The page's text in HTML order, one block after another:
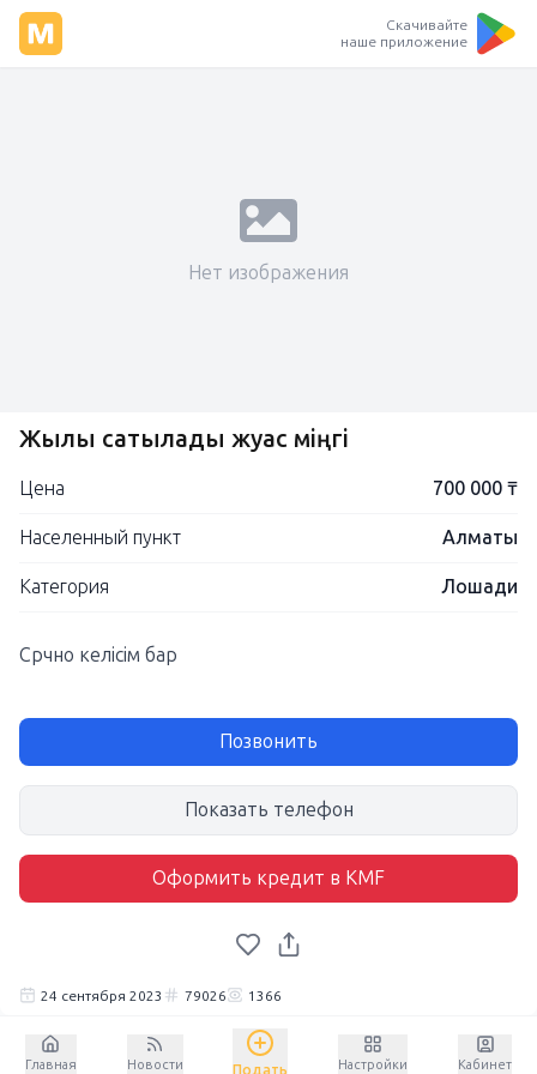
Скачивайте
наше приложение
Нет изображения
Жылқы сатылады жуас міңгі
Цена 700 000 ₸
Населенный пункт Алматы
Категория Лошади
Срчно келісім бар
Позвонить
Показать телефон
Оформить кредит в KMF
24 сентября 2023 79026 1366
Главная Новости Подать Настройки Кабинет